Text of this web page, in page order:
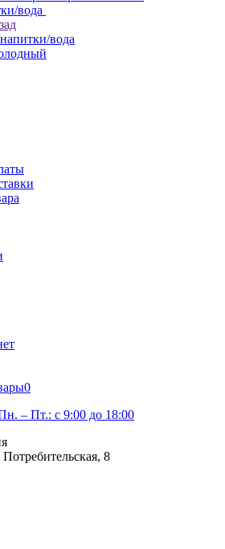
вода
вода
0
– Пт.: с 9:00 до 18:00
8